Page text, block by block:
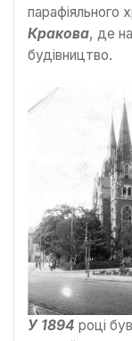
парафіяльного
Кракова, де
будівництво.
У 1894 році